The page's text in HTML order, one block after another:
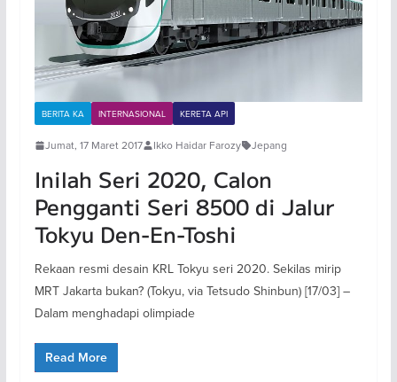
BERITA KA INTERNASIONAL KERETA API
Jumat, 17 Maret 2017 Ikko Haidar Farozy Jepang
Inilah Seri 2020, Calon
Pengganti Seri 8500 di Jalur
Tokyu Den-En-Toshi
Rekaan resmi desain KRL Tokyu seri 2020. Sekilas mirip
MRT Jakarta bukan? (Tokyu, via Tetsudo Shinbun) [17/03] –
Dalam menghadapi olimpiade
Read More